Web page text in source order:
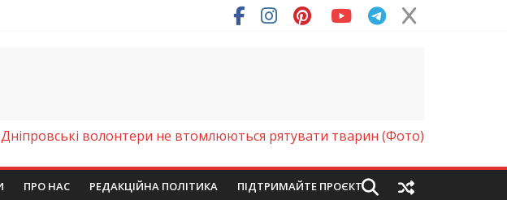
легендарного монастиря (Фото)
Дніпровські волонтери не втомлюються рятувати тварин (Фото)
ПРО НАС РЕДАКЦІЙНА ПОЛІТИКА ПІДТРИМАЙТЕ ПРОЄКТ